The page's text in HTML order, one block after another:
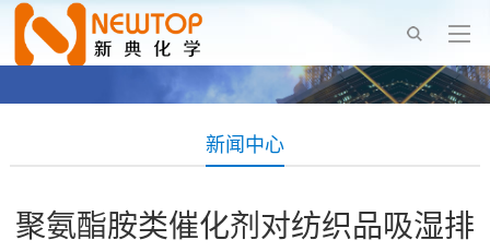
新闻中心
聚氨酯胺类催化剂对纺织品吸湿排